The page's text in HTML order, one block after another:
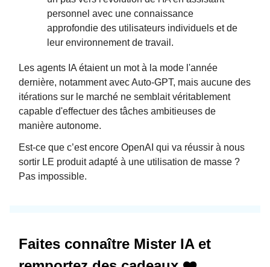
personnel avec une connaissance
approfondie des utilisateurs individuels et de
leur environnement de travail.
Les agents IA étaient un mot à la mode l'année
dernière, notamment avec Auto-GPT, mais aucune des
itérations sur le marché ne semblait véritablement
capable d'effectuer des tâches ambitieuses de
manière autonome.
Est-ce que c’est encore OpenAI qui va réussir à nous
sortir LE produit adapté à une utilisation de masse ?
Pas impossible.
Faites connaître Mister IA et